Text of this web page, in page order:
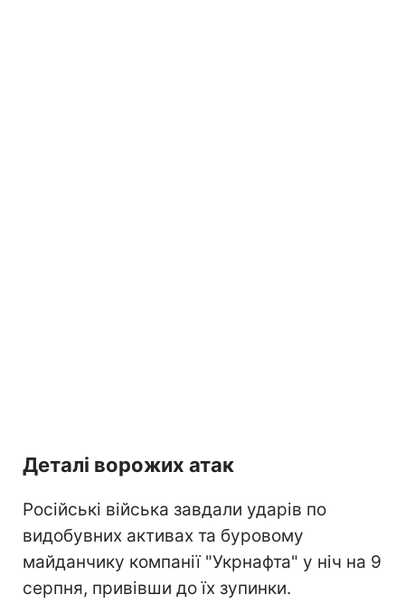
Деталі ворожих атак
Російські війська завдали ударів по
видобувних активах та буровому
майданчику компанії "Укрнафта" у ніч на 9
серпня, привівши до їх зупинки.